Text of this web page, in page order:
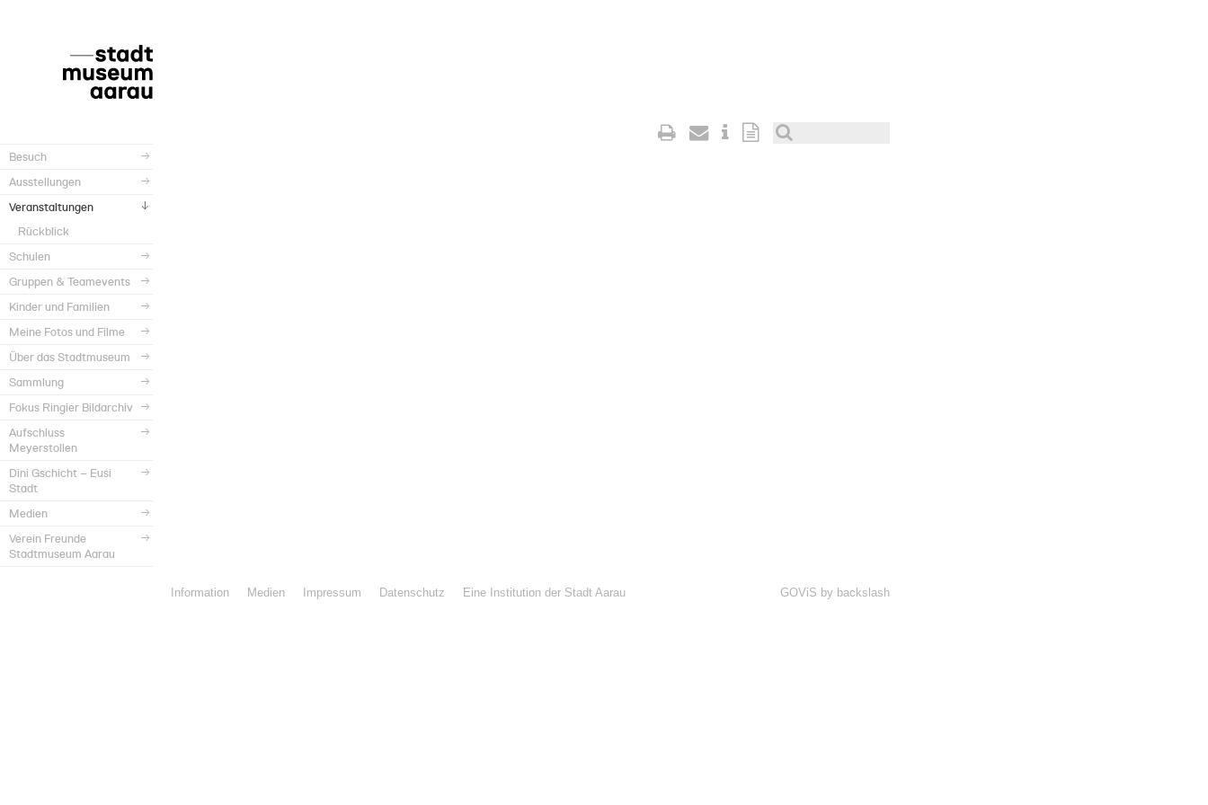
Besuch
Ausstellungen
Veranstaltungen
Rückblick
Schulen
Gruppen & Teamevents
Kinder und Familien
Meine Fotos und Filme
Über das Stadtmuseum
Sammlung
Fokus Ringier Bildarchiv
Aufschluss
Meyerstollen
Dini Gschicht – Eusi
Stadt
Medien
Verein Freunde
Stadtmuseum Aarau
Information Medien Impressum Datenschutz Eine Institution der Stadt Aarau GOViS by backslash